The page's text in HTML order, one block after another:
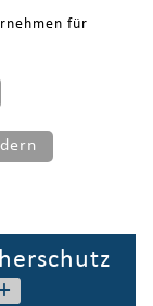
für
+